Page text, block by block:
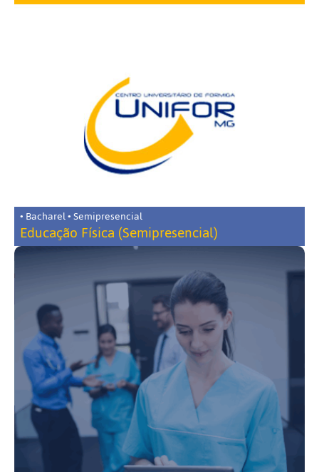
• Bacharel • Semipresencial
Educação Física (Semipresencial)